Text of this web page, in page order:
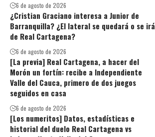
6 de agosto de 2026
¿Cristian Graciano interesa a Junior de
Barranquilla? ¿El lateral se quedará o se irá
de Real Cartagena?
6 de agosto de 2026
[La previa] Real Cartagena, a hacer del
Morón un fortín: recibe a Independiente
Valle del Cauca, primero de dos juegos
seguidos en casa
6 de agosto de 2026
[Los numeritos] Datos, estadísticas e
historial del duelo Real Cartagena vs